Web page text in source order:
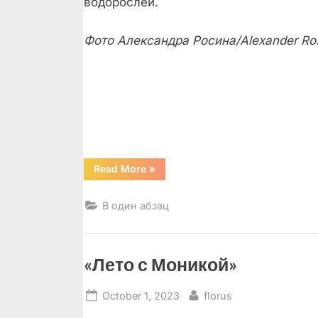
Фото Александра Росина/Alexander
Read More“В
один
»
В один абзац
«Лето с Моникой»
Posted
October 1, 2023 By
florus